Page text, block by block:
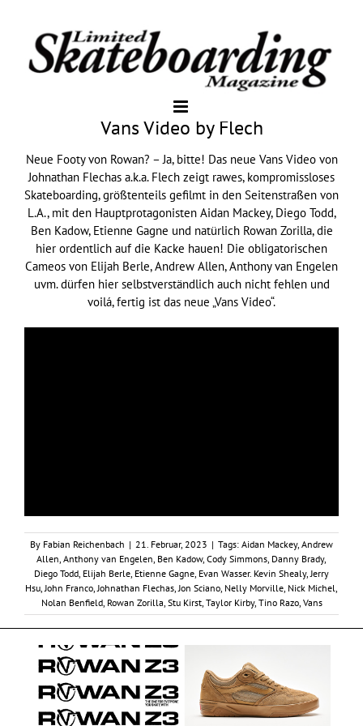
Vans Video by Flech
Neue Footy von Rowan? – Ja, bitte! Das neue Vans Video von
Johnathan Flechas a.k.a. Flech zeigt rawes, kompromissloses
Skateboarding, größtenteils gefilmt in den Seitenstraßen von
L.A., mit den Hauptprotagonisten Aidan Mackey, Diego Todd,
Ben Kadow, Etienne Gagne und natürlich Rowan Zorilla, die
hier ordentlich auf die Kacke hauen! Die obligatorischen
Cameos von Elijah Berle, Andrew Allen, Anthony van Engelen
uvm. dürfen hier selbstverständlich auch nicht fehlen und
voilá, fertig ist das neue „Vans Video“.
By Fabian Reichenbach | 21. Februar, 2023 | Tags: Aidan Mackey, Andrew
Allen Anthony van Engelen Ben Kadow, Cody Simmons Danny Brady,
Diego Todd Elijah Berle Etienne Gagne Evan Wasser. Kevin Shealy, Jerry
Hsu John Franco Johnathan Flechas Jon Sciano Nelly Morville Nick Michel
Nolan Benfield, Rowan Zorilla Stu Kirst, Taylor Kirby, Tino Razo, Vans